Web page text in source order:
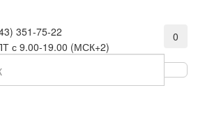
351-75-22
с 9.00-19.00 (МСК+2)
0